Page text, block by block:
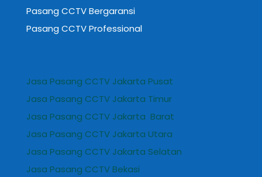
Pasang CCTV Bergaransi
Pasang CCTV Professional
Jasa Pasang CCTV Jakarta Pusat
Jasa Pasang CCTV Jakarta Timur
Jasa Pasang CCTV Jakarta Barat
Jasa Pasang CCTV Jakarta Utara
Jasa Pasang CCTV Jakarta Selatan
Jasa Pasang CCTV Bekasi